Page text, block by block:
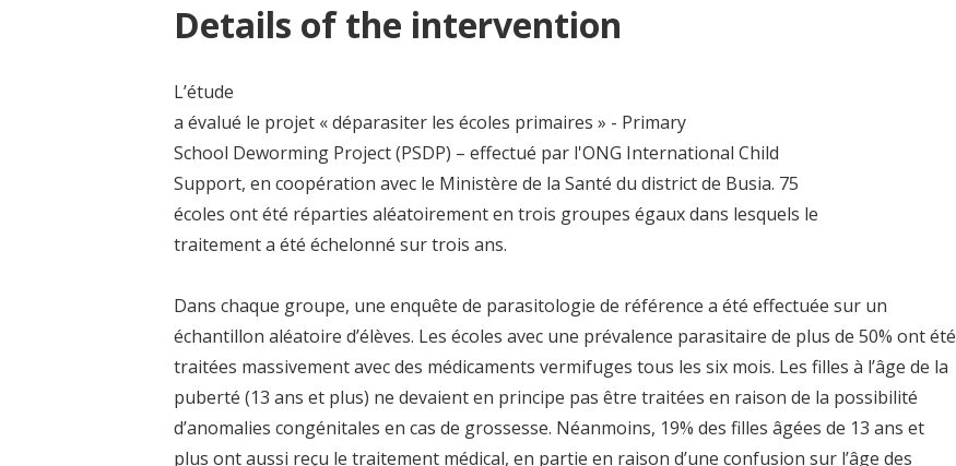
Details of the intervention
L’étude
a évalué le projet « déparasiter les écoles primaires » - Primary
School Deworming Project (PSDP) – effectué par l'ONG International Child
Support, en coopération avec le Ministère de la Santé du district de Busia. 75
écoles ont été réparties aléatoirement en trois groupes égaux dans lesquels le
traitement a été échelonné sur trois ans.
Dans chaque groupe, une enquête de parasitologie de référence a été effectuée sur un
échantillon aléatoire d’élèves. Les écoles avec une prévalence parasitaire de plus de 50% ont été
traitées massivement avec des médicaments vermifuges tous les six mois. Les filles à l’âge de la
puberté (13 ans et plus) ne devaient en principe pas être traitées en raison de la possibilité
d’anomalies congénitales en cas de grossesse. Néanmoins, 19% des filles âgées de 13 ans et
plus ont aussi reçu le traitement médical, en partie en raison d’une confusion sur l’âge des